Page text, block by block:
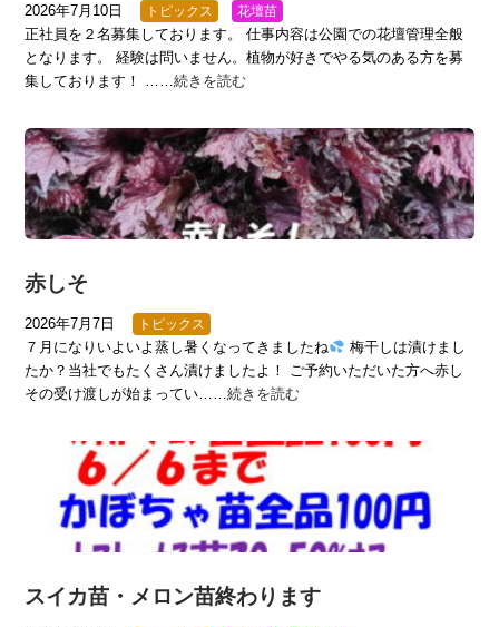
2026年7月10日 トピックス 花壇苗
正社員を２名募集しております。 仕事内容は公園での花壇管理全般
となります。 経験は問いません。植物が好きでやる気のある方を募
集しております！ ……続きを読む
赤しそ
2026年7月7日 トピックス
７月になりいよいよ蒸し暑くなってきましたね
梅干しは漬けまし
たか？当社でもたくさん漬けましたよ！ ご予約いただいた方へ赤し
その受け渡しが始まってい……続きを読む
スイカ苗・メロン苗終わります